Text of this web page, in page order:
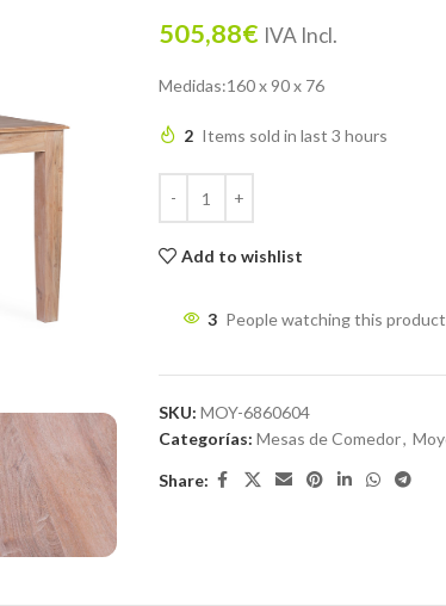
505,88€ IVA Incl.
Medidas:160 x 90 x 76
2 Items sold in last 3 hours
Add to wishlist
3 People watching this
SKU: MOY-6860604
Categorías: Mesas de Comedor,
Share: